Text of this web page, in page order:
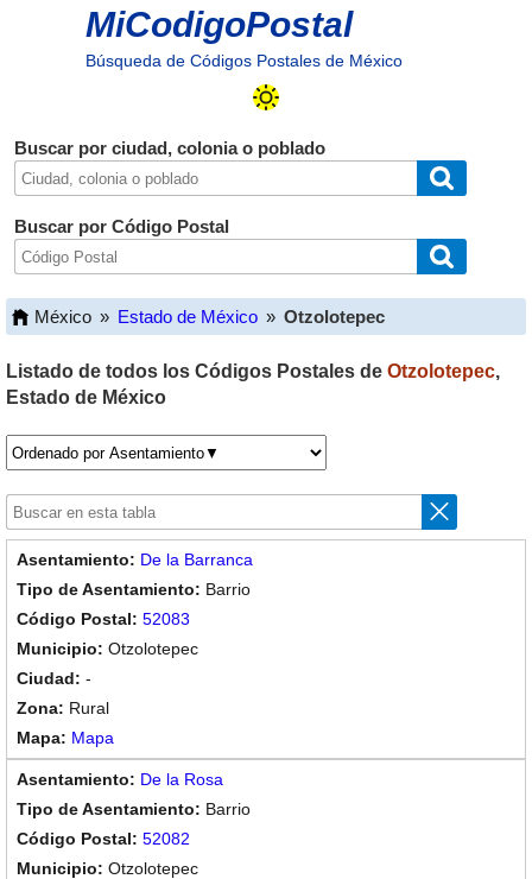
MiCodigoPostal
Búsqueda de Códigos Postales de México
Buscar por ciudad, colonia o poblado
Buscar por Código Postal
México » Estado de México » Otzolotepec
Listado de todos los Códigos Postales de Otzolotepec,
Estado de México
De la Barranca
Barrio
52083
Otzolotepec
-
Rural
Mapa
De la Rosa
Barrio
52082
Otzolotepec